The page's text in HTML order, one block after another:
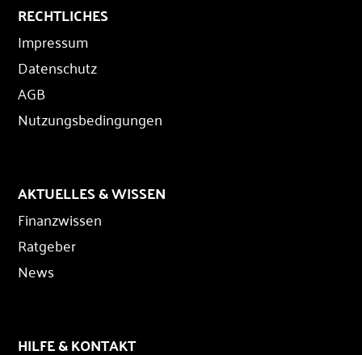
RECHTLICHES
Impressum
Datenschutz
AGB
Nutzungsbedingungen
AKTUELLES & WISSEN
Finanzwissen
Ratgeber
News
HILFE & KONTAKT